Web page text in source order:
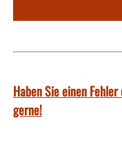
Haben Sie einen
gerne!